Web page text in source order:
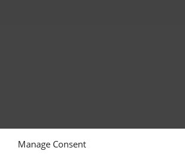
Manage Consent